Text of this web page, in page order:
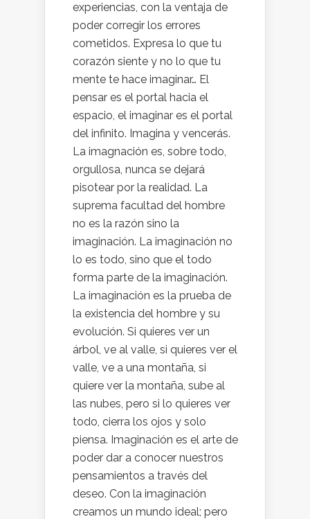
experiencias, con la ventaja de
poder corregir los errores
cometidos. Expresa lo que tu
corazón siente y no lo que tu
mente te hace imaginar… El
pensar es el portal hacia el
espacio, el imaginar es el portal
del infinito. Imagina y vencerás.
La imagnación es, sobre todo,
orgullosa, nunca se dejará
pisotear por la realidad. La
suprema facultad del hombre
no es la razón sino la
imaginación. La imaginación no
lo es todo, sino que el todo
forma parte de la imaginación.
La imaginación es la prueba de
la existencia del hombre y su
evolución. Si quieres ver un
árbol, ve al valle, si quieres ver el
valle, ve a una montaña, si
quiere ver la montaña, sube al
las nubes, pero si lo quieres ver
todo, cierra los ojos y solo
piensa. Imaginación es el arte de
poder dar a conocer nuestros
pensamientos a través del
deseo. Con la imaginación
creamos un mundo ideal; pero